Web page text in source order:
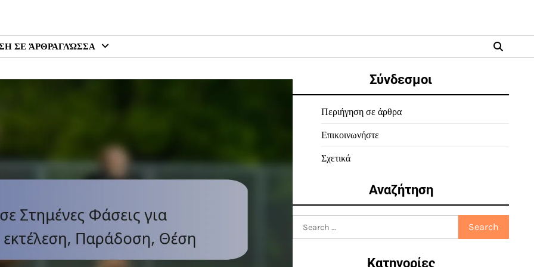
ΣΕ ΆΡΘΡΑΓΛΏΣΣΑ
Σύνδεσμοι
Περιήγηση σε άρθρα
Επικοινωνήστε
Σχετικά
Αναζήτηση
for:
Κατηγορίες